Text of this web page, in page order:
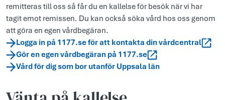
remitteras till oss så får du en kallelse för besök när vi har
tagit emot remissen. Du kan också söka vård hos oss genom
att göra en egen vårdbegäran.
Logga in på 1177.se för att kontakta din vårdcentral
Gör en egen vårdbegäran på 1177.se
Vård för dig som bor utanför Uppsala län